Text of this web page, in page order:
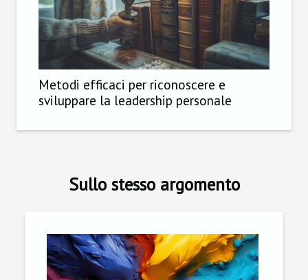
Metodi efficaci per riconoscere e
sviluppare la leadership personale
Sullo stesso argomento